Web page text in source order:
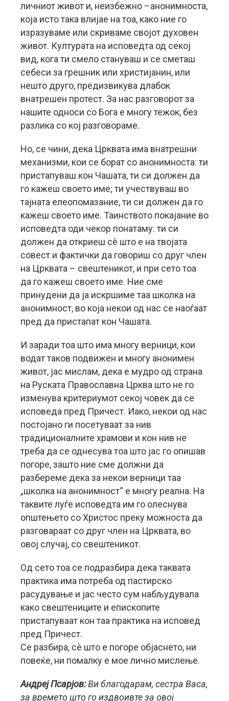
личниот живот и, неизбежно –анонимноста,
која исто така влијае на тоа, како ние го
изразуваме или скриваме својот духовен
живот. Културата на исповедта од секој
вид, кога ти смело стануваш и се сметаш
себеси за грешник или христијанин, или
нешто друго, предизвикува длабок
внатрешен протест. За нас разговорот за
нашите односи со Бога е многу тежок, без
разлика со кој разговораме.
Но, се чини, дека Црквата има внатрешни
механизми, кои се борат со анонимноста: ти
пристапуваш кон Чашата, ти си должен да
го кажеш своето име; ти учествуваш во
тајната елеопомазание, ти си должен да го
кажеш своето име. Таинството покајание во
исповедта оди чекор понатаму: ти си
должен да откриеш сè што е на твојата
совест и фактички да говориш со друг член
на Црквата – свештеникот, и при сето тоа
да го кажеш своето име. Ние сме
принудени да ја искршиме таа школка на
анонимност, во која некои од нас се наоѓаат
пред да пристапат кон Чашата.
И заради тоа што има многу верници, кои
водат таков подвижен и многу анонимен
живот, јас мислам, дека е мудро од страна
на Руската Православна Црква што не го
изменува критериумот секој човек да се
исповеда пред Причест. Иако, некои од нас
постојано ги посетуваат за нив
традиционалните храмови и кон нив не
треба да се однесува тоа што јас го опишав
погоре, зашто ние сме должни да
разбереме дека за некои верници таа
„школка на анонимност“ е многу реална. На
таквите луѓе исповедта им го олеснува
општењето со Христос преку можноста да
разговараат со друг член на Црквата, во
овој случај, со свештеникот.
Од сето тоа се подразбира дека таквата
практика има потреба од пастирско
расудување и јас често сум набљудувала
како свештениците и епископите
пристапуваат кон таа практика на исповед
пред Причест.
Се разбира, сè што е погоре објаснето, ни
повеќе, ни помалку е мое лично мислење.
Андреј Псарјов:Ви благодарам, сестра Васа,
за времето што го издвоивте за овој